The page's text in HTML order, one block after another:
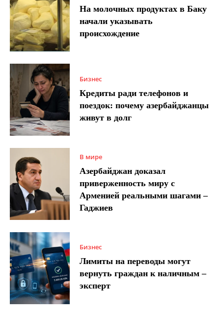
На молочных продуктах в Баку
начали указывать
происхождение
Бизнес
Кредиты ради телефонов и
поездок: почему азербайджанцы
живут в долг
В мире
Азербайджан доказал
приверженность миру с
Арменией реальными шагами –
Гаджиев
Бизнес
Лимиты на переводы могут
вернуть граждан к наличным –
эксперт